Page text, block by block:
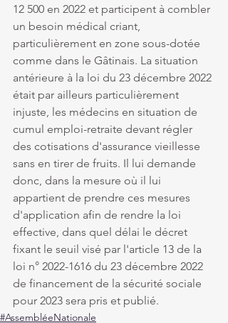
12 500 en 2022 et participent à combler
un besoin médical criant,
particulièrement en zone sous-dotée
comme dans le Gâtinais. La situation
antérieure à la loi du 23 décembre 2022
était par ailleurs particulièrement
injuste, les médecins en situation de
cumul emploi-retraite devant régler
des cotisations d'assurance vieillesse
sans en tirer de fruits. Il lui demande
donc, dans la mesure où il lui
appartient de prendre ces mesures
d'application afin de rendre la loi
effective, dans quel délai le décret
fixant le seuil visé par l'article 13 de la
loi n° 2022-1616 du 23 décembre 2022
de financement de la sécurité sociale
pour 2023 sera pris et publié.
#AssembléeNationale